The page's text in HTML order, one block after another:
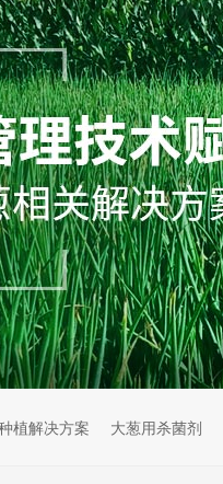
植解决方案 大葱用杀菌剂